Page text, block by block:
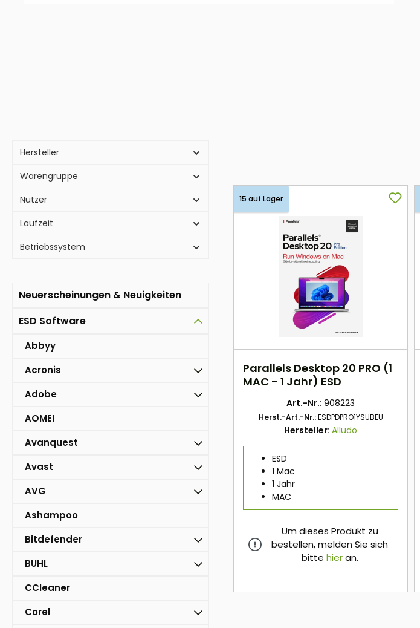
Hersteller
Warengruppe
Nutzer
Laufzeit
Betriebssystem
Neuerscheinungen & Neuigkeiten
ESD Software
Abbyy
Acronis
Adobe
AOMEI
Avanquest
Avast
AVG
Ashampoo
Bitdefender
BUHL
CCleaner
Corel
15 auf Lager
Parallels Desktop 20 PRO (1
MAC - 1 Jahr) ESD
Art.-Nr.:908223
Herst.-Art.-Nr.:ESDPDPRO1YSUBEU
Hersteller:Alludo
ESD
1 Mac
1 Jahr
MAC
Um dieses Produkt zu
bestellen, melden Sie sich
bitte hieran.